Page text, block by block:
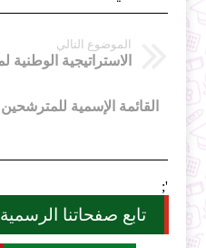
الموضوع التالي
';
تابع صفحاتنا الرسمية